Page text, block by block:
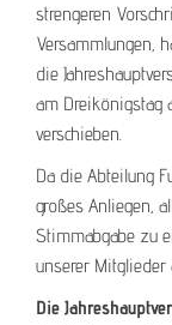
strengeren
Versammlungen,
die
am Dreikönigstag
verschieben.
Da die Abteilung
großes Anliegen,
Stimmabgabe zu
unserer Mitglieder
Die